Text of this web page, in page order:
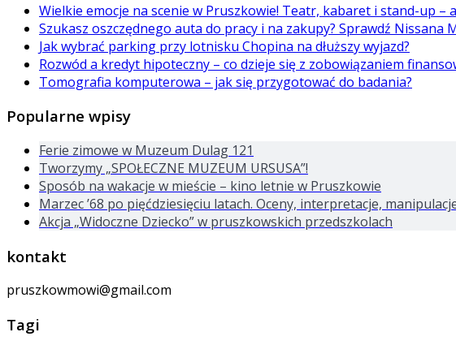
Wielkie emocje na scenie w Pruszkowie! Teatr, kabaret i stand-up –
Szukasz oszczędnego auta do pracy i na zakupy? Sprawdź Nissana
Jak wybrać parking przy lotnisku Chopina na dłuższy wyjazd?
Rozwód a kredyt hipoteczny – co dzieje się z zobowiązaniem
Tomografia komputerowa – jak się przygotować do badania?
Popularne wpisy
Ferie zimowe w Muzeum Dulag 121
Tworzymy „SPOŁECZNE MUZEUM URSUSA”!
Sposób na wakacje w mieście – kino letnie w Pruszkowie
Marzec ’68 po pięćdziesięciu latach. Oceny, interpretacje,
Akcja „Widoczne Dziecko” w pruszkowskich przedszkolach
kontakt
pruszkowmowi@gmail.com
Tagi